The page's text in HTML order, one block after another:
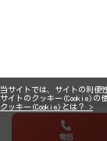
当サイトでは、サイトの利便
サイトのクッキー(Cookie)の
クッキー(Cookie)とは？ >
電話